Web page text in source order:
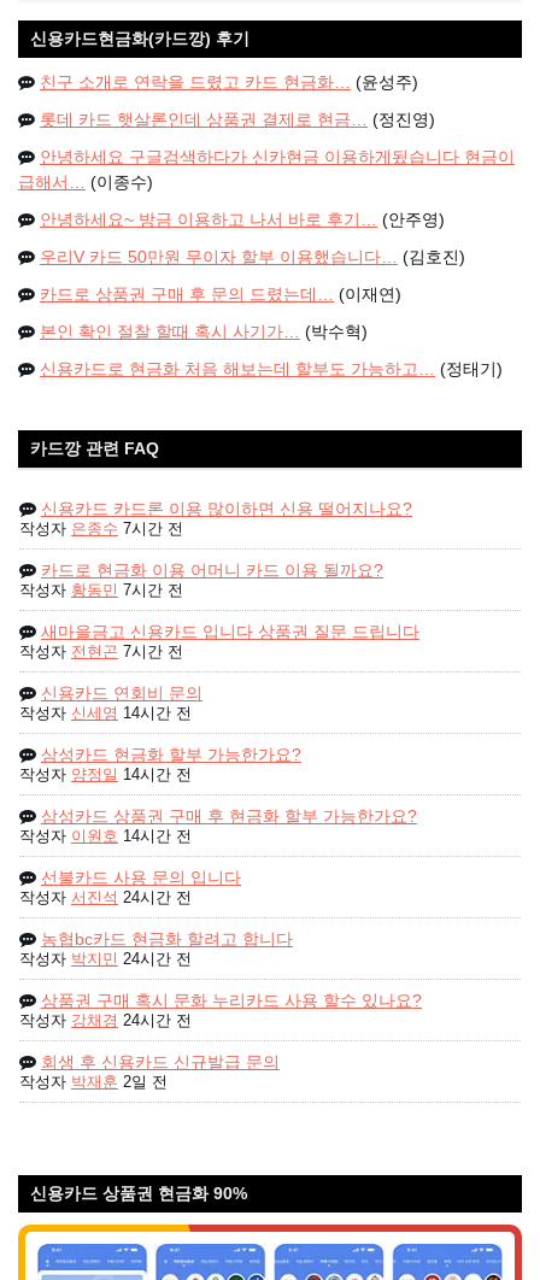
신용카드현금화(카드깡) 후기
친구 소개로 연락을 드렸고 카드 현금화… (윤성주)
롯데 카드 햇살론인데 상품권 결제로 현금… (정진영)
안녕하세요 구글검색하다가 신카현금 이용하게됬습니다 현금이
급해서… (이종수)
안녕하세요~ 방금 이용하고 나서 바로 후기… (안주영)
우리V 카드 50만원 무이자 할부 이용했습니다… (김호진)
카드로 상품권 구매 후 문의 드렸는데… (이재연)
본인 확인 절찰 할때 혹시 사기가… (박수혁)
신용카드로 현금화 처음 해보는데 할부도 가능하고… (정태기)
카드깡 관련 FAQ
신용카드 카드론 이용 많이하면 신용 떨어지나요?
작성자 은종수 7시간 전
카드로 현금화 이용 어머니 카드 이용 될까요?
작성자 황동민 7시간 전
새마을금고 신용카드 입니다 상품권 질문 드립니다
작성자 전현곤 7시간 전
신용카드 연회비 문의
작성자 신세영 14시간 전
삼성카드 현금화 할부 가능한가요?
작성자 양정일 14시간 전
삼성카드 상품권 구매 후 현금화 할부 가능한가요?
작성자 이원호 14시간 전
선불카드 사용 문의 입니다
작성자 서진석 24시간 전
농협bc카드 현금화 할려고 합니다
작성자 박지민 24시간 전
상품권 구매 혹시 문화 누리카드 사용 할수 있나요?
작성자 강채경 24시간 전
회생 후 신용카드 신규발급 문의
작성자 박재훈 2일 전
신용카드 상품권 현금화 90%